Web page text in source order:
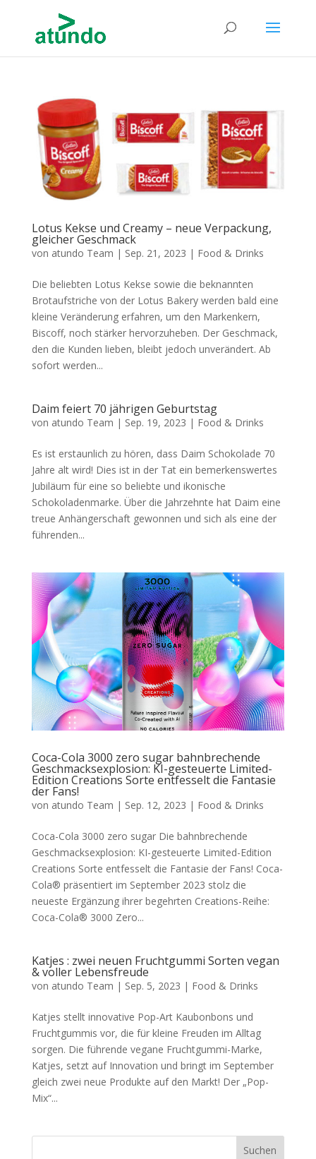
Lotus Kekse und Creamy – neue Verpackung,
gleicher Geschmack
von atundo Team | Sep. 21, 2023 | Food & Drinks
Die beliebten Lotus Kekse sowie die beknannten
Brotaufstriche von der Lotus Bakery werden bald eine
kleine Veränderung erfahren, um den Markenkern,
Biscoff, noch stärker hervorzuheben. Der Geschmack,
den die Kunden lieben, bleibt jedoch unverändert. Ab
sofort werden...
Daim feiert 70 jährigen Geburtstag
von atundo Team | Sep. 19, 2023 | Food & Drinks
Es ist erstaunlich zu hören, dass Daim Schokolade 70
Jahre alt wird! Dies ist in der Tat ein bemerkenswertes
Jubiläum für eine so beliebte und ikonische
Schokoladenmarke. Über die Jahrzehnte hat Daim eine
treue Anhängerschaft gewonnen und sich als eine der
führenden...
Coca-Cola 3000 zero sugar bahnbrechende
Geschmacksexplosion: KI-gesteuerte Limited-
Edition Creations Sorte entfesselt die Fantasie
der Fans!
von atundo Team | Sep. 12, 2023 | Food & Drinks
Coca-Cola 3000 zero sugar Die bahnbrechende
Geschmacksexplosion: KI-gesteuerte Limited-Edition
Creations Sorte entfesselt die Fantasie der Fans! Coca-
Cola® präsentiert im September 2023 stolz die
neueste Ergänzung ihrer begehrten Creations-Reihe:
Coca-Cola® 3000 Zero...
Katjes : zwei neuen Fruchtgummi Sorten vegan
& voller Lebensfreude
von atundo Team | Sep. 5, 2023 | Food & Drinks
Katjes stellt innovative Pop-Art Kaubonbons und
Fruchtgummis vor, die für kleine Freuden im Alltag
sorgen. Die führende vegane Fruchtgummi-Marke,
Katjes, setzt auf Innovation und bringt im September
gleich zwei neue Produkte auf den Markt! Der „Pop-
Mix“...